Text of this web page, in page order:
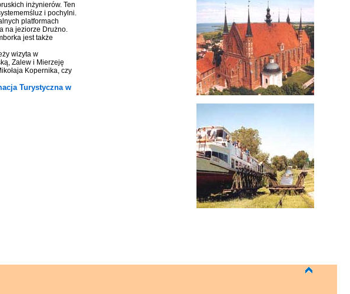
inżynierów. Ten
i pochylni.
platformach
na jeziorze Drużno.
jest także
wizyta w
Zalew i Mierzeję
Kopernika, czy
Turystyczna w